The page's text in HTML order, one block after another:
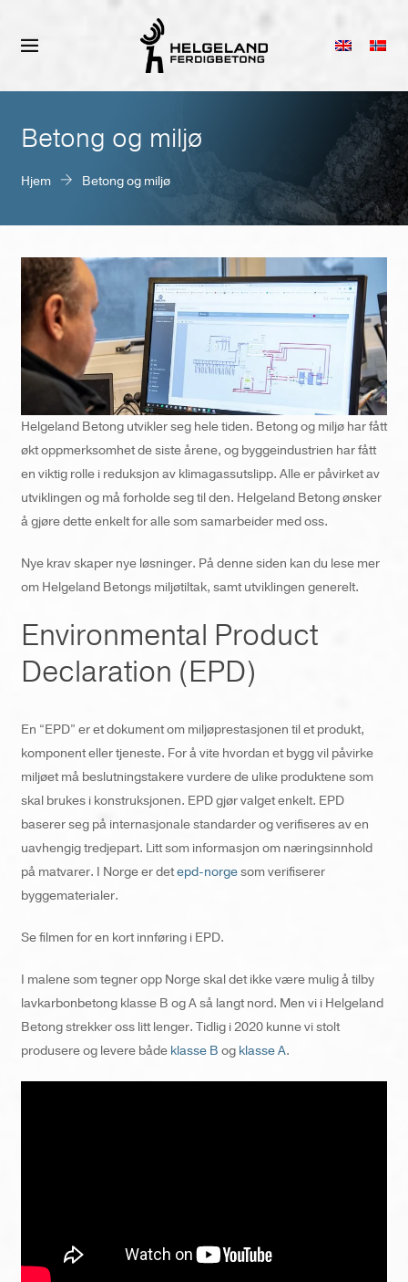
Betong og miljø
Hjem Betong og miljø
Helgeland Betong utvikler seg hele tiden. Betong og miljø har fått
økt oppmerksomhet de siste årene, og byggeindustrien har fått
en viktig rolle i reduksjon av klimagassutslipp. Alle er påvirket av
utviklingen og må forholde seg til den. Helgeland Betong ønsker
å gjøre dette enkelt for alle som samarbeider med oss.
Nye krav skaper nye løsninger. På denne siden kan du lese mer
om Helgeland Betongs miljøtiltak, samt utviklingen generelt.
Environmental Product
Declaration (EPD)
En “EPD” er et dokument om miljøprestasjonen til et produkt,
komponent eller tjeneste. For å vite hvordan et bygg vil påvirke
miljøet må beslutningstakere vurdere de ulike produktene som
skal brukes i konstruksjonen. EPD gjør valget enkelt. EPD
baserer seg på internasjonale standarder og verifiseres av en
uavhengig tredjepart. Litt som informasjon om næringsinnhold
på matvarer. I Norge er detepd-norgesom verifiserer
byggematerialer.
Se filmen for en kort innføring i EPD.
I malene som tegner opp Norge skal det ikke være mulig å tilby
lavkarbonbetong klasse B og A så langt nord. Men vi i Helgeland
Betong strekker oss litt lenger. Tidlig i 2020 kunne vi stolt
produsere og levere både klasse B og klasse A.